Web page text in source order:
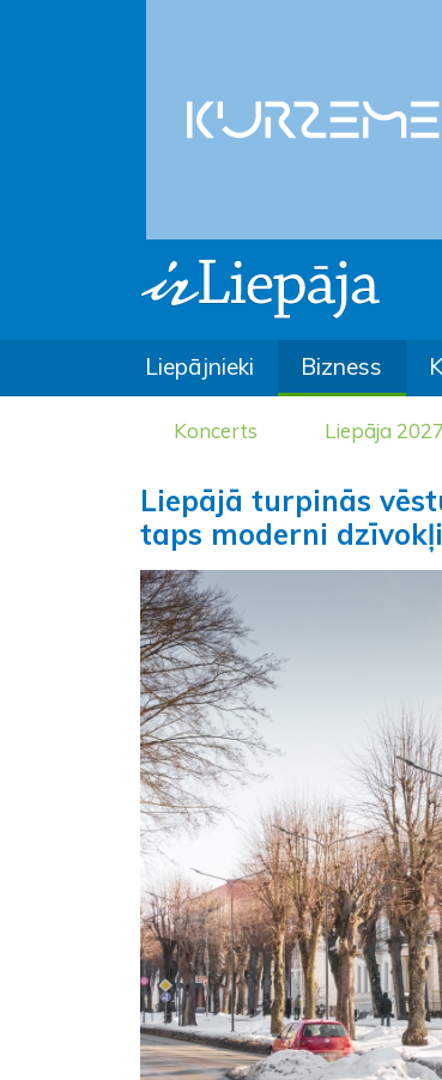
Liepājnieki Bizness
Koncerts Liepāja 2027
Liepājā turpinās
taps moderni dzīvokļi